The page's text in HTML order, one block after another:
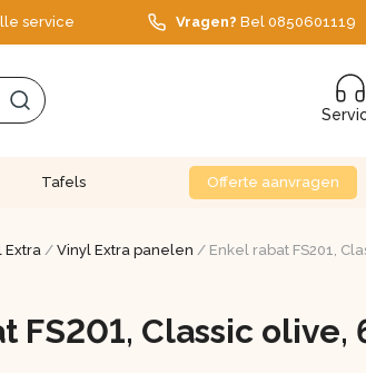
service Vragen? Bel 0850601119
Tafels Offerte aanvragen
Extra/Vinyl Extra panelen / Enkel rabat FS201,
FS201, Classic olive,